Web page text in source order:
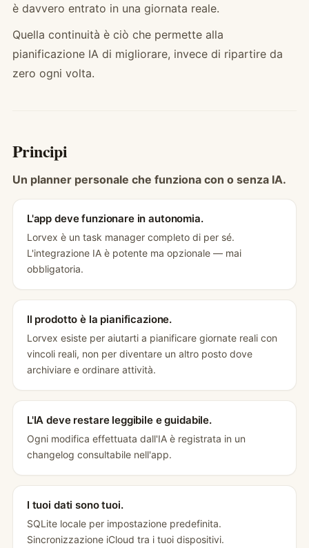
è davvero entrato in una giornata reale.
Quella continuità è ciò che permette alla
pianificazione IA di migliorare, invece di ripartire da
zero ogni volta.
Principi
Un planner personale che funziona con o senza IA.
L'app deve funzionare in autonomia.
Lorvex è un task manager completo di per sé.
L'integrazione IA è potente ma opzionale — mai
obbligatoria.
Il prodotto è la pianificazione.
Lorvex esiste per aiutarti a pianificare giornate reali con
vincoli reali, non per diventare un altro posto dove
archiviare e ordinare attività.
L'IA deve restare leggibile e guidabile.
Ogni modifica effettuata dall'IA è registrata in un
changelog consultabile nell'app.
I tuoi dati sono tuoi.
SQLite locale per impostazione predefinita.
Sincronizzazione iCloud tra i tuoi dispositivi.